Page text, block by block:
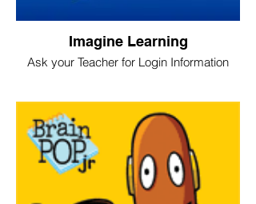
Imagine Learning
Ask your Teacher for Login Information